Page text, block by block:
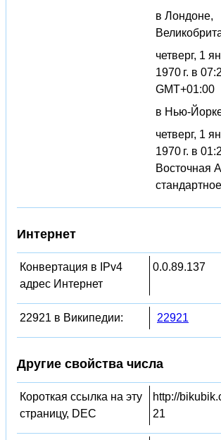
в Лондоне,
четверг, 1
1970 г. в
GMT+01:00
в Нью-
четверг, 1
1970 г. в
Восточная
Интернет
Конвертация в IPv4
адрес Интернет
0.0.89.137
22921 в Википедии: 22921
Другие свойства числа
Короткая ссылка на эту
страницу, DEC
http://
21